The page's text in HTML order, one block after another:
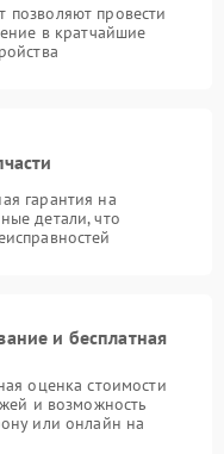
провести
в кратчайшие
гарантия на
детали, что
и бесплатная
оценка стоимости
и возможность
или онлайн на